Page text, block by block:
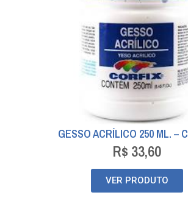
GESSO ACRÍLICO 250 ML. –
R$ 33,60
VER PRODUTO